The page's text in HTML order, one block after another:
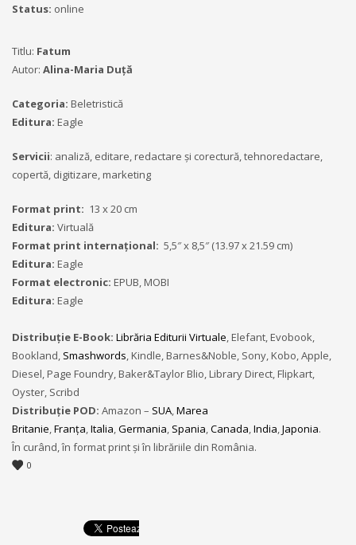
Status: online
Titlu: Fatum
Autor: Alina-Maria Duţă
Categoria: Beletristică
Editura: Eagle
Servicii: analiză, editare, redactare şi corectură, tehnoredactare,
copertă, digitizare, marketing
Format print: 13 x 20 cm
Editura: Virtuală
Format print internațional: 5,5″ x 8,5″ (13.97 x 21.59 cm)
Editura: Eagle
Format electronic: EPUB, MOBI
Editura: Eagle
Distribuție E-Book: Librăria Editurii Virtuale , Elefant, Evobook,
Bookland, Smashwords , Kindle, Barnes&Noble, Sony, Kobo, Apple,
Diesel, Page Foundry, Baker&Taylor Blio, Library Direct, Flipkart,
Oyster, Scribd
Distribuție POD: Amazon – SUA Marea
Britanie Franţa Italia Germania Spania Canada India Japonia.
În curând, în format print şi în librăriile din România.
0